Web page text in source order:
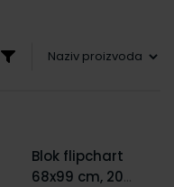
Blok flipchart
68x99 cm, 20